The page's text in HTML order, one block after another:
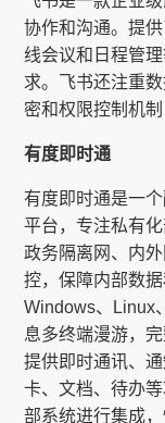
协作和沟通。提
线会议和日程管
求。飞书还注重
密和权限控制机
有度即时通
有度即时通是一
平台，专注私有
政务隔离网、内
控，保障内部数
Windows、Linux
息多终端漫游，
提供即时通讯、
卡、文档、待办
部系统进行集成